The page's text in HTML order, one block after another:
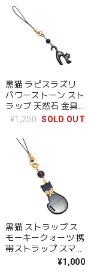
無料 ラッピング無料
スマホ 携帯 アクセ
サリー プレゼント
ギフト ねこ ネコ
黒猫 ラピスラズリ
パワーストーン スト
ラップ 天然石 金具
金色 携帯ストラップ
り 誕生日プレゼント
ラッピング対応 メー
ル便 送料無料 アク
セサリー
¥1,200 SOLD OUT
黒猫 ストラップ ス
モーキークォーツ 携
帯ストラップ スマホ
かわいい 可愛い ス
¥1,000